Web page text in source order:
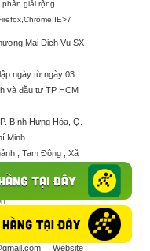
giải rộng
Chrome IE>7
Mại Dịch Vụ SX
ngày từ ngày 03
và đầu tư TP HCM
Bình Hưng Hòa, Q.
Minh
, Tam Đông , Xã
Thới Tam Thôn ,
189 - 082 7158
208 617
Website